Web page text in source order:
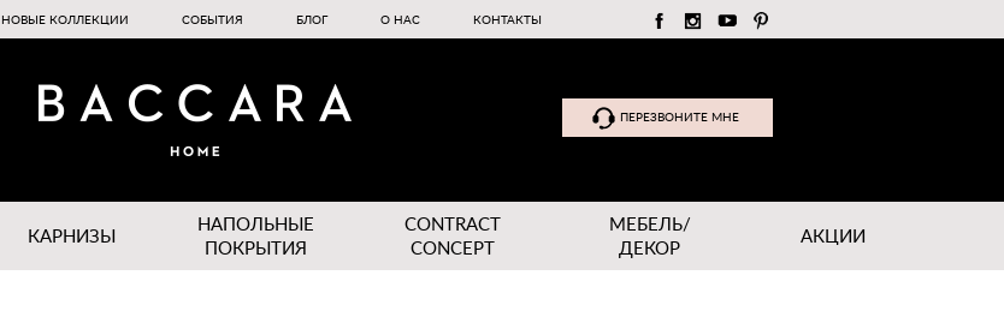
НОВЫЕ КОЛЛЕКЦИИ СОБЫТИЯ БЛОГ О НАС КОНТАКТЫ
ПЕРЕЗВОНИТЕ МНЕ
КАРНИЗЫ
НАПОЛЬНЫЕ
ПОКРЫТИЯ
CONTRACT
CONCEPT
МЕБЕЛЬ/
ДЕКОР
АКЦИИ